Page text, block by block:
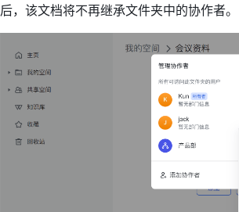
后，该文档将不再继承文件夹中的协作者。